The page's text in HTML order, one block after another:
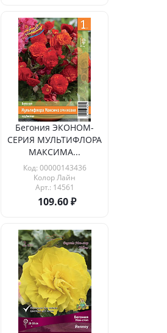
Бегония ЭКОНОМ-
СЕРИЯ МУЛЬТИФЛОРА
МАКСИМА...
Код: 00000143436
Колор Лайн
Арт.: 14561
109.60